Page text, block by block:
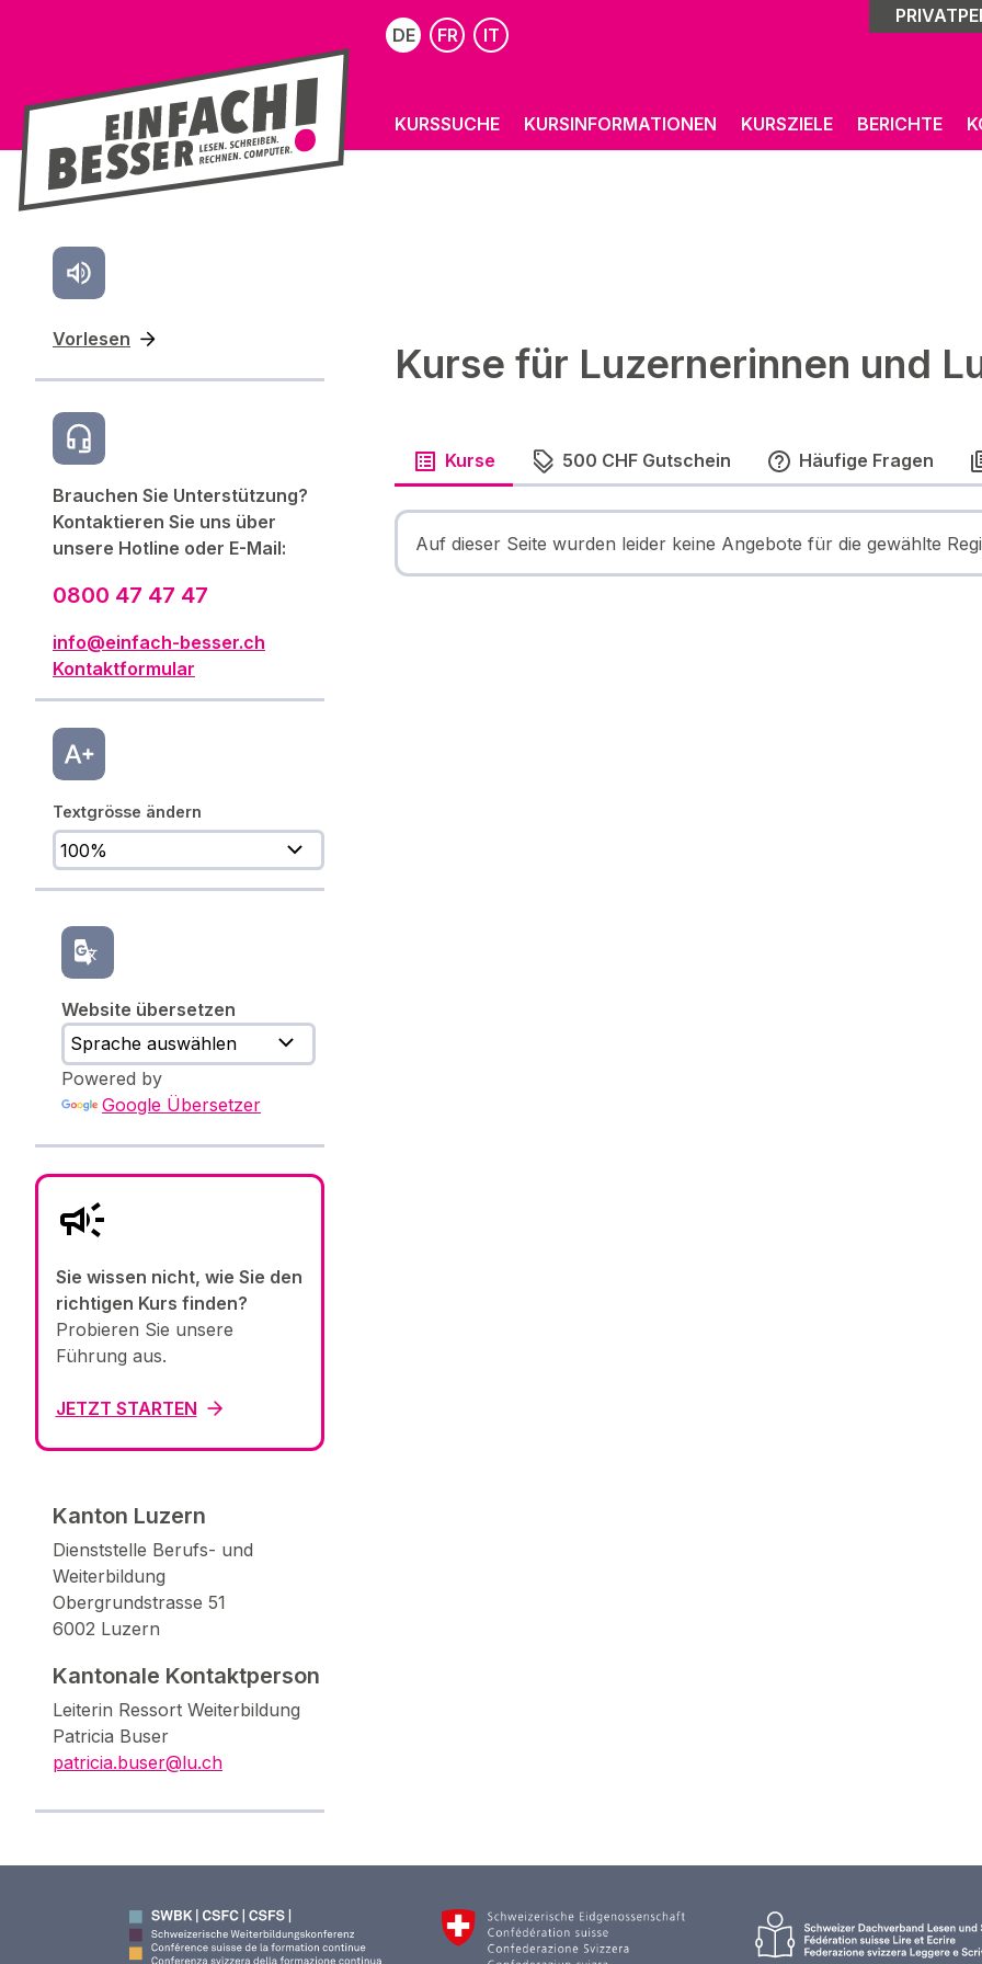
DE FR IT
KURSSUCHE KURSINFORMATIONEN KURSZIELE BERICHTE
Vorlesen
Kurse für Luzernerinnen und
Brauchen Sie Unterstützung?
Kontaktieren Sie uns über
unsere Hotline oder E-Mail:
0800 47 47 47
info@einfach-besser.ch
Kontaktformular
Textgrösse ändern
Website übersetzen
Powered by
Google Übersetzer
Sie wissen nicht, wie Sie den
richtigen Kurs finden?
Probieren Sie unsere
Führung aus.
JETZT STARTEN
Kanton Luzern
Dienststelle Berufs- und
Weiterbildung
Obergrundstrasse 51
6002 Luzern
Kantonale Kontaktperson
Leiterin Ressort Weiterbildung
Patricia Buser
patricia.buser@lu.ch
Kurse 500 CHF Gutschein Häufige Fragen
Auf dieser Seite wurden leider keine Angebote für die gewählte